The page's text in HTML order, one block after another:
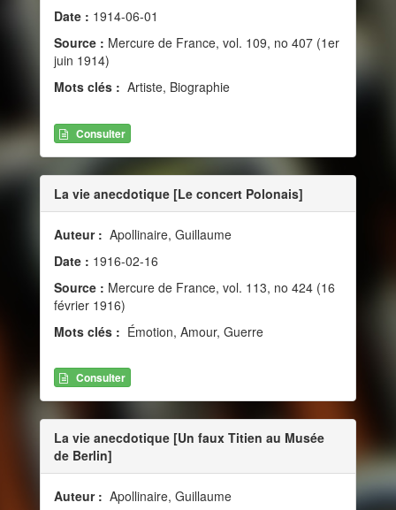
Date : 1914-06-01
Source : Mercure de France, vol. 109, no 407 (1er
juin 1914)
Mots clés : Artiste, Biographie
Consulter
La vie anecdotique [Le concert Polonais]
Auteur : Apollinaire, Guillaume
Date : 1916-02-16
Source : Mercure de France, vol. 113, no 424 (16
février 1916)
Mots clés : Émotion, Amour, Guerre
Consulter
La vie anecdotique [Un faux Titien au Musée
de Berlin]
Auteur : Apollinaire, Guillaume